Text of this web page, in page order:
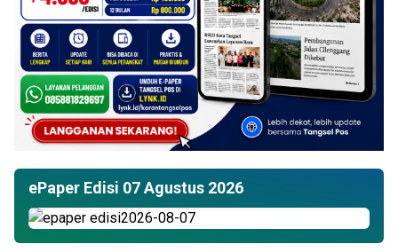
ePaper Edisi 07 Agustus 2026